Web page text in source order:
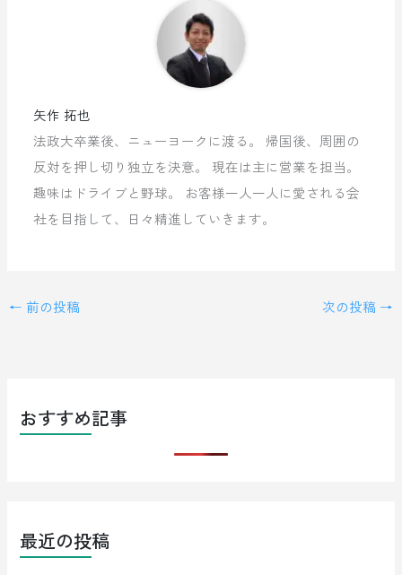
矢作 拓也
法政大卒業後、ニューヨークに渡る。 帰国後、周囲の
反対を押し切り独立を決意。 現在は主に営業を担当。
趣味はドライブと野球。 お客様一人一人に愛される会
社を目指して、日々精進していきます。
← 前の投稿 次の投稿 →
おすすめ記事
最近の投稿